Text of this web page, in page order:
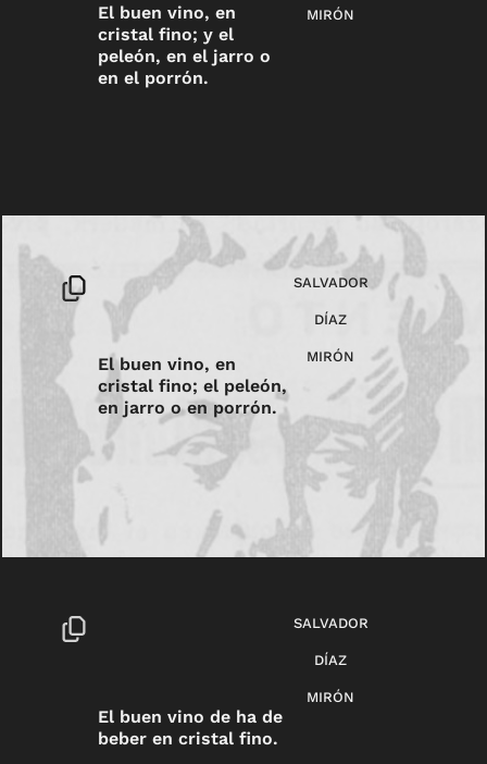
El buen vino, en
cristal fino; y el
peleón, en el jarro o
en el porrón.
MIRÓN
El buen vino, en
cristal fino; el peleón,
en jarro o en porrón.
SALVADOR
DÍAZ
MIRÓN
El buen vino de ha de
beber en cristal fino.
SALVADOR
DÍAZ
MIRÓN